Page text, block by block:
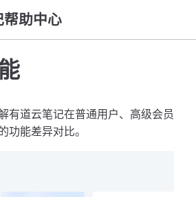
助中心
有道云笔记在普通用户、高级会员
功能差异对比。